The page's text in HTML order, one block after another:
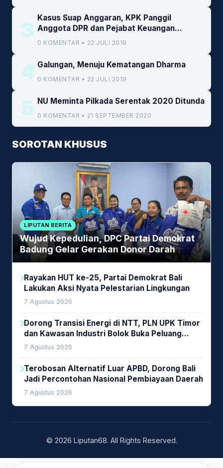
3
Kasus Suap Anggaran, KPK Panggil
Anggota DPR dan Pejabat Keuangan
Kemenkeu
0 KOMENTAR • 22 JULI 2019
4 Galungan, Menuju Kematangan Dharma
0 KOMENTAR • 22 JULI 2019
5 NU Meminta Pilkada Serentak 2020 Ditunda
0 KOMENTAR • 21 SEPTEMBER 2020
SOROTAN KHUSUS
LIPUTAN BERITA
Wujud Kepedulian, DPC Partai Demokrat
Badung Gelar Gerakan Donor Darah
Rayakan HUT ke-25, Partai Demokrat Bali
Lakukan Aksi Nyata Pelestarian Lingkungan
7 Agustus 2026
Dorong Transisi Energi di NTT, PLN UPK Timor
dan Kawasan Industri Bolok Buka Peluang
Investasi Woodchip untuk Cofiring PLTU Bolok
7 Agustus 2026
Terobosan Alternatif Luar APBD, Dorong Bali
Jadi Percontohan Nasional Pembiayaan Daerah
7 Agustus 2026
© 2026 Liputan68. All Rights Reserved.